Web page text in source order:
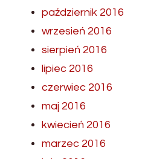
październik 2016
wrzesień 2016
sierpień 2016
lipiec 2016
czerwiec 2016
maj 2016
kwiecień 2016
marzec 2016